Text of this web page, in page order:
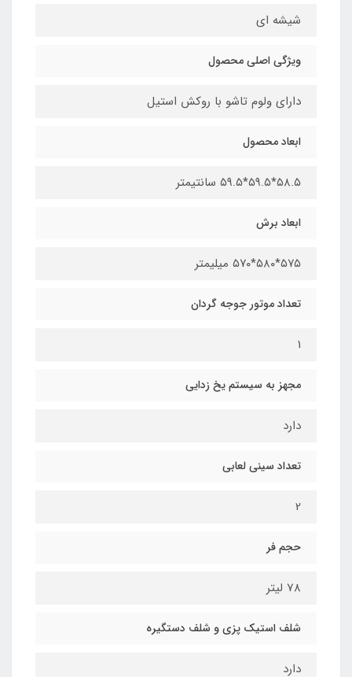
شیشه ای
ویژگی اصلی محصول
دارای ولوم تاشو با روکش استیل
ابعاد محصول​
۵۸.۵*۵۹.۵*۵۹.۵ سانتیمتر
ابعاد برش
۵۷۵*۵۸۰*۵۷۰ میلیمتر
تعداد موتور جوجه گردان
1
مجهز به سیستم یخ زدایی
دارد
تعداد سینی لعابی
2
حجم فر
78 لیتر
شلف استیک پزی و شلف دستگیره
دارد